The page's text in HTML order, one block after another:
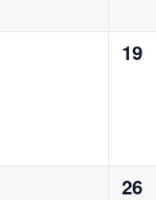
0
19
0
26